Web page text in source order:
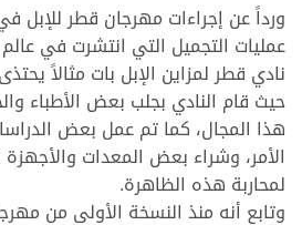
ورداً عن إجراءات مهرجان قطر للإبل
عمليات التجميل التي انتشرت في
نادي قطر لمزاين الإبل بات مثالاً
حيث قام النادي بجلب بعض الأطباء
هذا المجال، كما تم عمل بعض
الأمر، وشراء بعض المعدات والأجهزة
لمحاربة هذه الظاهرة.
وتابع أنه منذ النسخة الأولى من